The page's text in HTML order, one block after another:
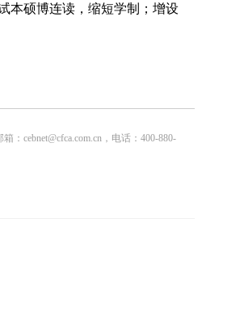
本硕博连读，缩短学制；增设
cebnet@cfca.com.cn，电话：400-880-